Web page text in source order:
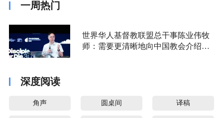
一周热门
世界华人基督教联盟总干事陈业伟牧
师：需要更清晰地向中国教会介绍福
深度阅读
角声 圆桌间 译稿